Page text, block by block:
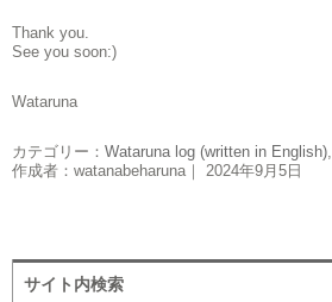
Thank you.
See you soon:)
Wataruna
カテゴリー： Wataruna log (written in English),
作成者：watanabeharuna｜ 2024年9月5日
サイト内検索